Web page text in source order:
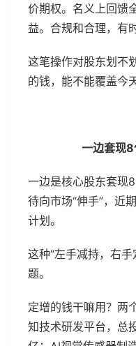
价期权。名义上回馈
益。合规和合理，有
这笔操作对股东划不
的钱，能不能覆盖今
一边套现
一边是核心股东套现
待向市场“伸手”，近
计划。
这种“左手减持，右
题。
定增的钱干嘛用？两
知技术研发平台，总